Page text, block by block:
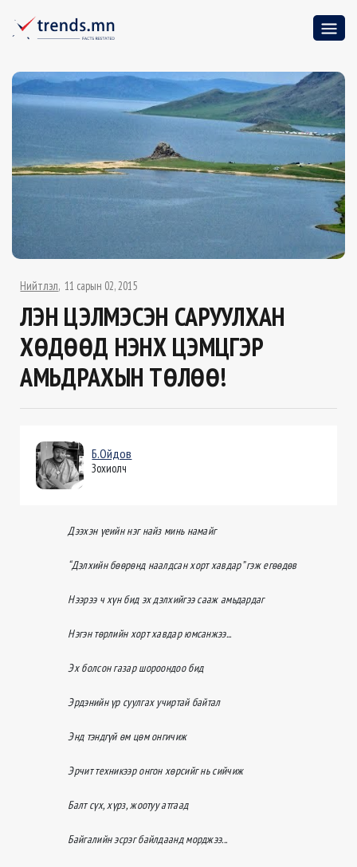
Нийтлэл 11 сарын 02, 2015
ҮҮЛЭН ЦЭЛМЭСЭН САРУУЛХАН
ХӨДӨӨД ҮНЭНХҮҮ ЦЭМЦГЭР
АМЬДРАХЫН ТӨЛӨӨ!
Б.Ойдов
Зохиолч
Дээхэн үеийн нэг найз минь намайг
“Дэлхийн бөөрөнд наалдсан хорт хавдар” гэж егөөдөв
Нээрээ ч хүн бид эх дэлхийгээ сааж амьдардаг
Нэгэн төрлийн хорт хавдар юмсанжээ...
Эх болсон газар шороондоо бид
Эрдэнийн үр суулгах учиртай байтал
Энд тэндгүй өм цөм онгичиж
Эрчит техникээр онгон хөрсийг нь сийчиж
Балт сүх, хүрз, жоотуу атгаад
Байгалийн эсрэг байлдаанд морджээ...